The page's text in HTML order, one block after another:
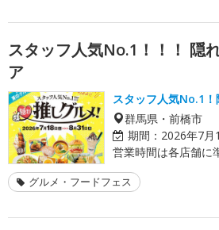
スタッフ人気No.1！！！ 隠
ア
スタッフ人気No.1！
群馬県・前橋市
期間： 2026年7
営業時間は各店舗に
グルメ・フードフェス